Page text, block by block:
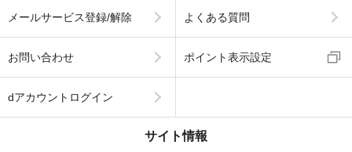
メールサービス登録/解除 よくある質問
お問い合わせ ポイント表示設定
dアカウントログイン
サイト情報